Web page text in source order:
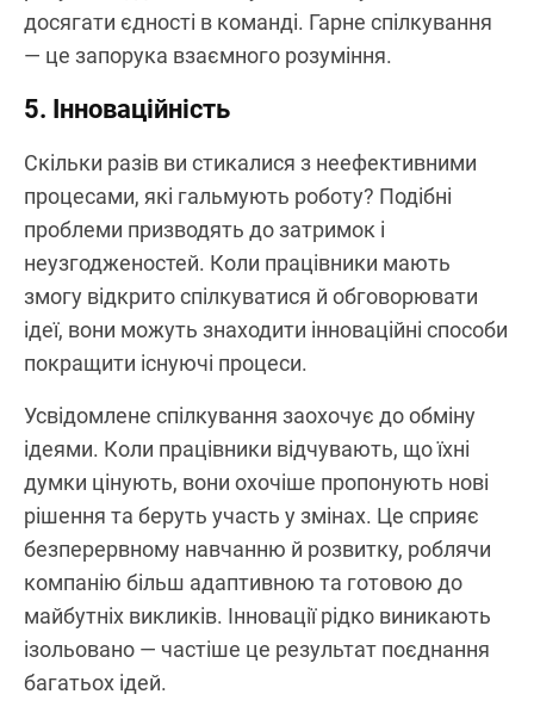
досягати єдності в команді. Гарне спілкування
— це запорука взаємного розуміння.
5. Інноваційність
Скільки разів ви стикалися з неефективними
процесами, які гальмують роботу? Подібні
проблеми призводять до затримок і
неузгодженостей. Коли працівники мають
змогу відкрито спілкуватися й обговорювати
ідеї, вони можуть знаходити інноваційні способи
покращити існуючі процеси.
Усвідомлене спілкування заохочує до обміну
ідеями. Коли працівники відчувають, що їхні
думки цінують, вони охочіше пропонують нові
рішення та беруть участь у змінах. Це сприяє
безперервному навчанню й розвитку, роблячи
компанію більш адаптивною та готовою до
майбутніх викликів. Інновації рідко виникають
ізольовано — частіше це результат поєднання
багатьох ідей.